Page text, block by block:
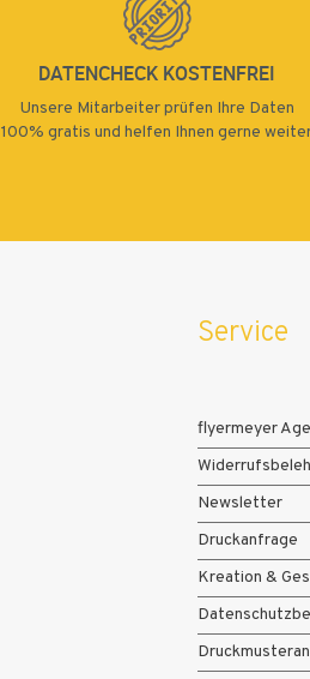
DATENCHECK KOSTENFREI
Unsere Mitarbeiter prüfen Ihre Daten
100% gratis und helfen Ihnen gerne
Service
flyermeyer
Newsletter
Druckanfrage
Kreation &